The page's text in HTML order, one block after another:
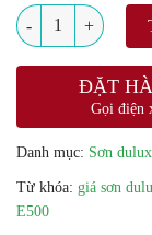
Số lượng
ĐẶT
Gọi điện
Danh mục: Sơn dulux
Từ khóa: giá sơn
E500